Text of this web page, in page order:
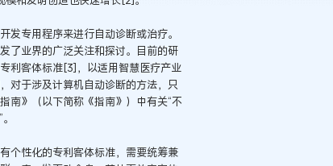
发专用程序来进行自动诊断或治疗。
了业界的广泛关注和探讨。目前的研
利客体标准[3]，以适用智慧医疗产业
对于涉及计算机自动诊断的方法，只
南》（以下简称《指南》）中有关“不
个性化的专利客体标准，需要统筹兼